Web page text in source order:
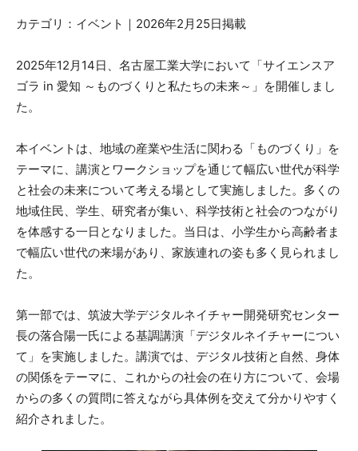
カテゴリ：イベント｜2026年2月25日掲載
2025年12月14日、名古屋工業大学において「サイエンスア
ゴラ in 愛知 ～ものづくりと私たちの未来～」を開催しまし
た。
本イベントは、地域の産業や生活に関わる「ものづくり」を
テーマに、講演とワークショップを通じて幅広い世代が科学
と社会の未来について考える場として実施しました。多くの
地域住民、学生、研究者が集い、科学技術と社会のつながり
を体感する一日となりました。当日は、小学生から高齢者ま
で幅広い世代の来場があり、家族連れの姿も多く見られまし
た。
第一部では、筑波大学デジタルネイチャー開発研究センター
長の落合陽一氏による基調講演「デジタルネイチャーについ
て」を実施しました。講演では、デジタル技術と自然、身体
の関係をテーマに、これからの社会の在り方について、会場
からの多くの質問に答えながら具体例を交えて分かりやすく
紹介されました。